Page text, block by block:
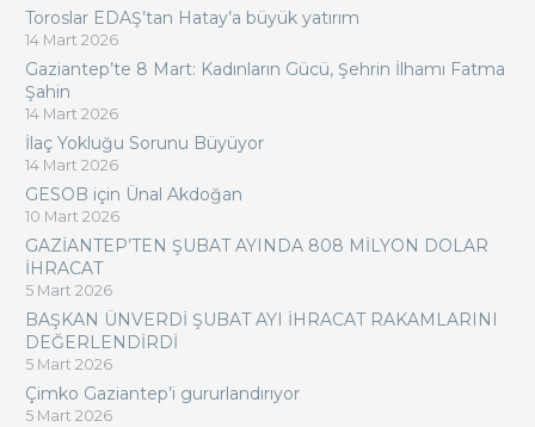
Toroslar EDAŞ’tan Hatay’a büyük yatırım
14 Mart 2026
Gaziantep’te 8 Mart: Kadınların Gücü, Şehrin İlhamı Fatma
Şahin
14 Mart 2026
İlaç Yokluğu Sorunu Büyüyor
14 Mart 2026
GESOB için Ünal Akdoğan
10 Mart 2026
GAZİANTEP’TEN ŞUBAT AYINDA 808 MİLYON DOLAR
İHRACAT
5 Mart 2026
BAŞKAN ÜNVERDİ ŞUBAT AYI İHRACAT RAKAMLARINI
DEĞERLENDİRDİ
5 Mart 2026
Çimko Gaziantep’i gururlandırıyor
5 Mart 2026